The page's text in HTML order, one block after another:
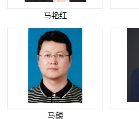
马艳红
马麟